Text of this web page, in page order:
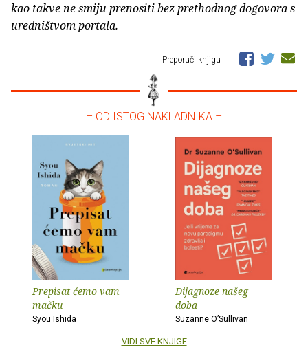
kao takve ne smiju prenositi bez prethodnog dogovora s
uredništvom portala.
Preporuči knjigu
– OD ISTOG NAKLADNIKA –
Prepisat ćemo vam
mačku
Syou Ishida
Dijagnoze našeg
doba
Suzanne O’Sullivan
VIDI SVE KNJIGE